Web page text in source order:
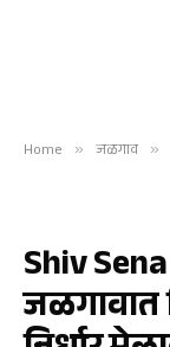
Home » जळगाव »
Shiv
जळगावात